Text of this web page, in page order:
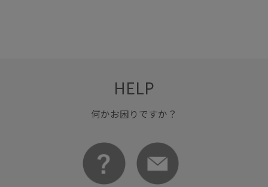
HELP
何かお困りですか？